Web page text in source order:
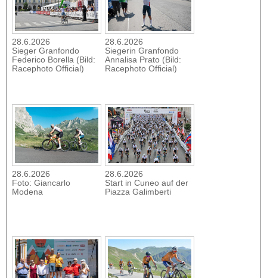
28.6.2026
Sieger Granfondo
Federico Borella (Bild:
Racephoto Official)
28.6.2026
Siegerin Granfondo
Annalisa Prato (Bild:
Racephoto Official)
28.6.2026
Foto: Giancarlo
Modena
28.6.2026
Start in Cuneo auf der
Piazza Galimberti